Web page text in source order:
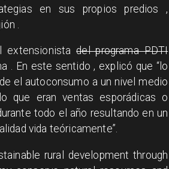
en sus propios predios ,
.
extensionistadel programa PDTI
. En este sentido , explicó que “lo
el autoconsumo a un nivel medio
que eran ventas esporádicas o
todo el año resultando en un
vida teóricamente”.
rural development through